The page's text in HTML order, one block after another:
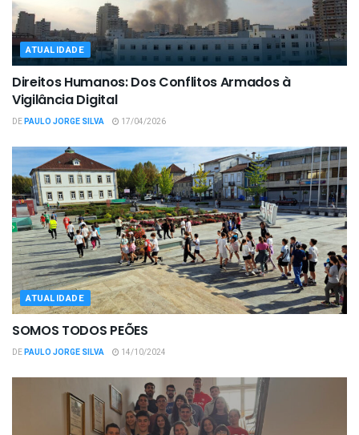
ATUALIDADE
Direitos Humanos: Dos Conflitos Armados à
Vigilância Digital
DEPAULO JORGE SILVA 17/04/2026
ATUALIDADE
SOMOS TODOS PEÕES
DEPAULO JORGE SILVA 14/10/2024